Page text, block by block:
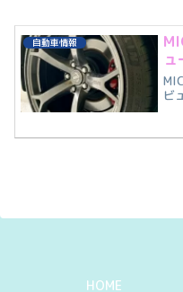
自動車情報
ュ
ビ
HOME